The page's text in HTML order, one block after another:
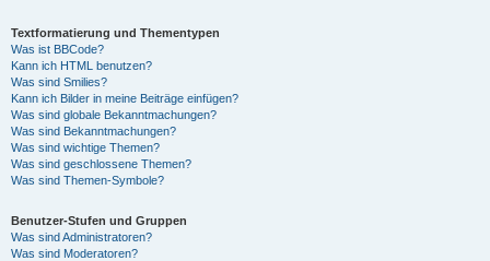
Textformatierung und Thementypen
Was ist BBCode?
Kann ich HTML benutzen?
Was sind Smilies?
Kann ich Bilder in meine Beiträge einfügen?
Was sind globale Bekanntmachungen?
Was sind Bekanntmachungen?
Was sind wichtige Themen?
Was sind geschlossene Themen?
Was sind Themen-Symbole?
Benutzer-Stufen und Gruppen
Was sind Administratoren?
Was sind Moderatoren?